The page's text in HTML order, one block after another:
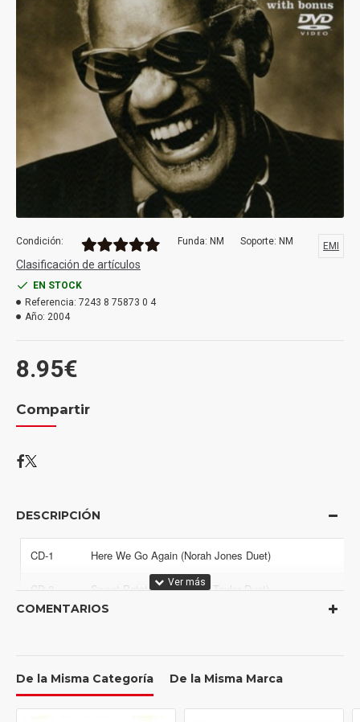
8.95€
Condición: Funda: NM Soporte: NM
Clasificación de artículos
EN STOCK
Referencia: 7243 8 75873 0 4
Año: 2004
EMI
Compartir
DESCRIPCIÓN
CD-1 Here We Go Again (Norah Jones Duet)
CD-2 Sweet Potato Pie (James Taylor Duet)
CD-5 Fever (Natalie Cole Duet)
COMENTARIOS
De la Misma Categoría De la Misma Marca